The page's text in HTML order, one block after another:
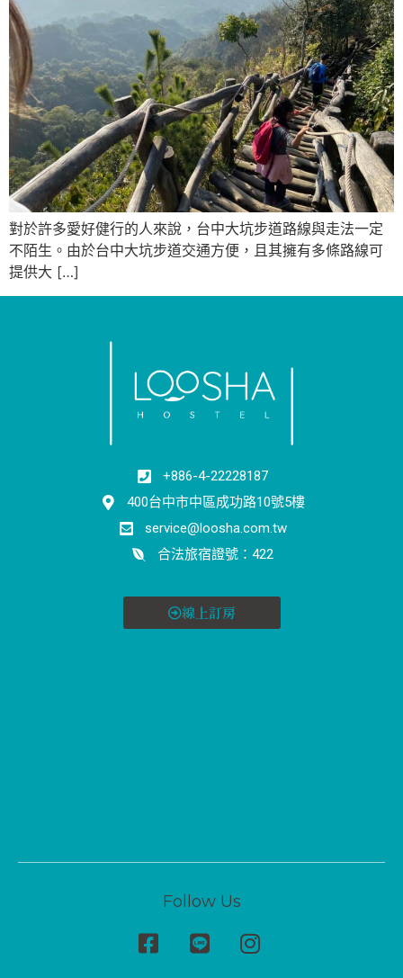
對於許多愛好健行的人來說，台中大坑步道路線與走法一定
不陌生。由於台中大坑步道交通方便，且其擁有多條路線可
提供大 […]
+886-4-22228187
400台中市中區成功路10號5樓
service@loosha.com.tw
合法旅宿證號：422
線上訂房
Follow Us